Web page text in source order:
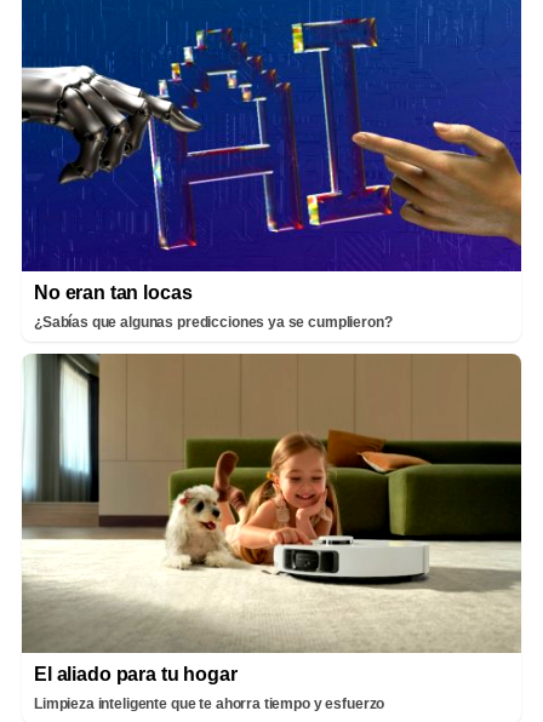
No eran tan locas
¿Sabías que algunas predicciones ya se cumplieron?
El aliado para tu hogar
Limpieza inteligente que te ahorra tiempo y esfuerzo